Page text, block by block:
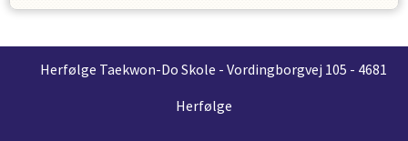
Herfølge Taekwon-Do Skole - Vordingborgvej 105 - 4681
Herfølge